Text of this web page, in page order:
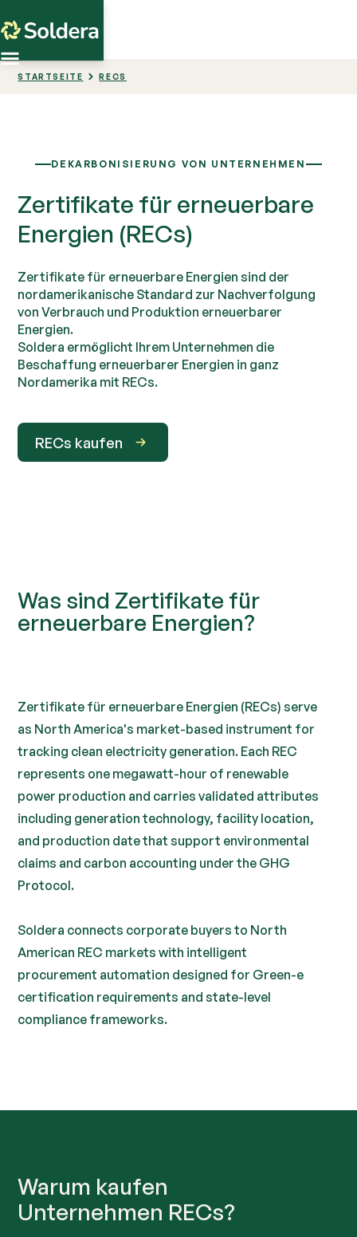
STARTSEITE RECS
DEKARBONISIERUNG VON UNTERNEHMEN
Zertifikate für erneuerbare
Energien (RECs)
Zertifikate für erneuerbare Energien sind der
nordamerikanische Standard zur Nachverfolgung
von Verbrauch und Produktion erneuerbarer
Energien.
Soldera ermöglicht Ihrem Unternehmen die
Beschaffung erneuerbarer Energien in ganz
Nordamerika mit RECs.
RECs kaufen
Was sind Zertifikate für
erneuerbare Energien?
Zertifikate für erneuerbare Energien (RECs) serve
as North America's market-based instrument for
tracking clean electricity generation. Each REC
represents one megawatt-hour of renewable
power production and carries validated attributes
including generation technology, facility location,
and production date that support environmental
claims and carbon accounting under the GHG
Protocol.
Soldera connects corporate buyers to North
American REC markets with intelligent
procurement automation designed for Green-e
certification requirements and state-level
compliance frameworks.
Warum kaufen
Unternehmen RECs?